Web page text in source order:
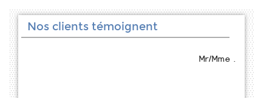
Nos clients témoignent
Mr/Mme .